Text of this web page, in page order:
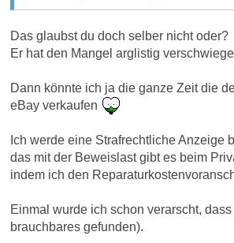
Das glaubst du doch selber nicht oder?
Er hat den Mangel arglistig
Dann könnte ich ja die ganze Zeit die
eBay verkaufen
Ich werde eine Strafrechtliche
das mit der Beweislast gibt es beim
indem ich den
Einmal wurde ich schon verarscht,
brauchbares gefunden).